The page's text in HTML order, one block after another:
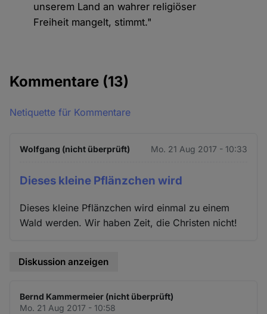
unserem Land an wahrer religiöser
Freiheit mangelt, stimmt."
Kommentare (13)
Netiquette für Kommentare
Wolfgang (nicht überprüft) Mo. 21 Aug 2017 - 10:33
Dieses kleine Pflänzchen wird
Dieses kleine Pflänzchen wird einmal zu einem
Wald werden. Wir haben Zeit, die Christen nicht!
Diskussion anzeigen
Bernd Kammermeier (nicht überprüft)
Mo. 21 Aug 2017 - 10:58